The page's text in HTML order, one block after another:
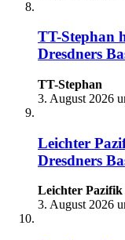
TT-Stephan
Dresdners
TT-Stephan
3. August 2026
Leichter
Dresdners
Leichter Pazifik
3. August 2026